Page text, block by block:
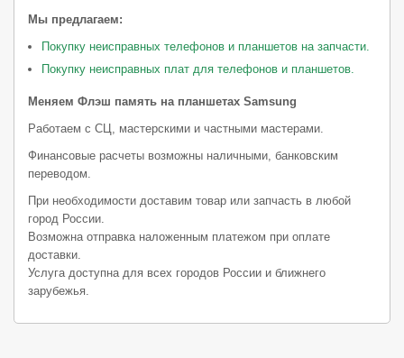
Мы предлагаем:
Покупку неисправных телефонов и планшетов на запчасти.
Покупку неисправных плат для телефонов и планшетов.
Меняем Флэш память на планшетах Samsung
Работаем с СЦ, мастерскими и частными мастерами.
Финансовые расчеты возможны наличными, банковским
переводом.
При необходимости доставим товар или запчасть в любой
город России.
Возможна отправка наложенным платежом при оплате
доставки.
Услуга доступна для всех городов России и ближнего
зарубежья.